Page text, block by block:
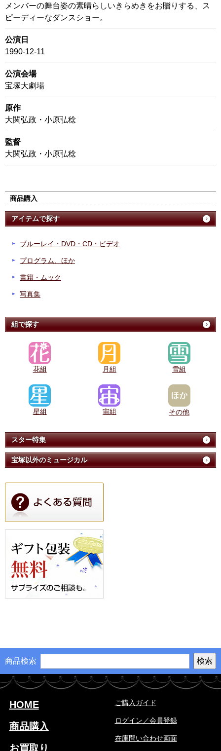
メンバーの舞台姿の素晴らしいきらめきをお贈りする、ス
ピーディーなダンスショー。
公演日
1990-12-11
公演会場
宝塚大劇場
原作
大関弘政・小原弘稔
監督
大関弘政・小原弘稔
商品購入
アイテムで探す
ブルーレイ・DVD・CD・ビデオ
プログラム、ほか
書籍・ムック
写真集
組で探す
花組 月組 雪組
星組 宙組 その他
スター特集
宝塚以外のミュージカル
商品検索
HOME
商品購入
お買取り
ご購入ガイド
ログイン／会員登録
在庫問い合わせ画面